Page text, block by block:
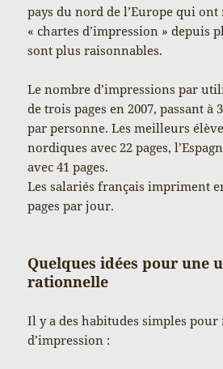
pays du nord de l’Europe qui ont
« chartes d’impression » depuis
sont plus raisonnables.
Le nombre d’impressions par
de trois pages en 2007, passant à
par personne. Les meilleurs
nordiques avec 22 pages,
avec 41 pages.
Les salariés français impriment
pages par jour.
Quelques idées pour une
rationnelle
Il y a des habitudes simples pour
d’impression :